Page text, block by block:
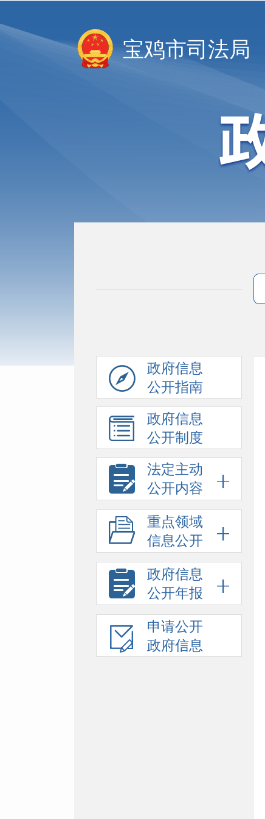
宝鸡市司法局
政府信息
公开指南
政府信息
公开制度
法定主动
公开内容
重点领域
信息公开
政府信息
公开年报
申请公开
政府信息